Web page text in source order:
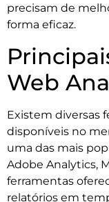
precisam de
forma eficaz.
Web
Existem diversas
disponíveis no
uma das mais
Adobe Analytics,
ferramentas
relatórios em